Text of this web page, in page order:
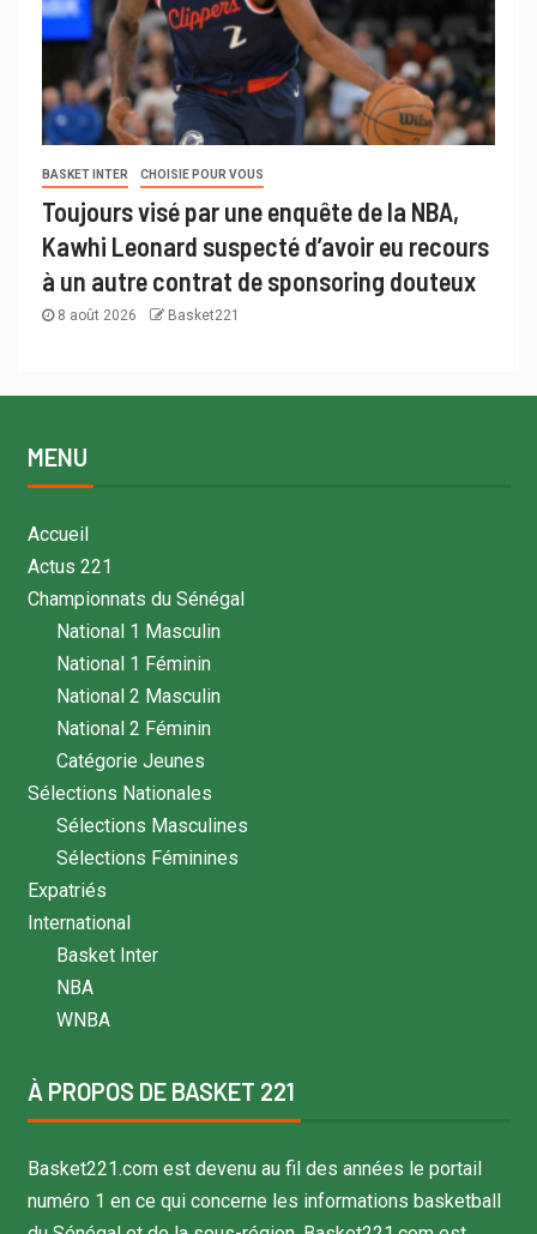
BASKET INTER CHOISIE POUR VOUS
Toujours visé par une enquête de la NBA,
Kawhi Leonard suspecté d’avoir eu recours
à un autre contrat de sponsoring douteux
8 août 2026 Basket221
MENU
Accueil
Actus 221
Championnats du Sénégal
National 1 Masculin
National 1 Féminin
National 2 Masculin
National 2 Féminin
Catégorie Jeunes
Sélections Nationales
Sélections Masculines
Sélections Féminines
Expatriés
International
Basket Inter
NBA
WNBA
À PROPOS DE BASKET 221
Basket221.com est devenu au fil des années le portail
numéro 1 en ce qui concerne les informations basketball